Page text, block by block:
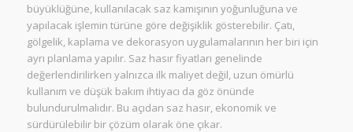
büyüklüğüne, kullanılacak saz kamışının yoğunluğuna ve
yapılacak işlemin türüne göre değişiklik gösterebilir. Çatı,
gölgelik, kaplama ve dekorasyon uygulamalarının her biri için
ayrı planlama yapılır. Saz hasır fiyatları genelinde
değerlendirilirken yalnızca ilk maliyet değil, uzun ömürlü
kullanım ve düşük bakım ihtiyacı da göz önünde
bulundurulmalıdır. Bu açıdan saz hasır, ekonomik ve
sürdürülebilir bir çözüm olarak öne çıkar.